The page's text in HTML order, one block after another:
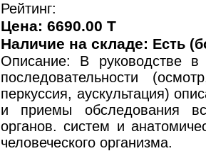
Рейтинг:
Цена: 6690.00 T
Наличие на складе: Есть
Описание: В руководстве в
последовательности
перкуссия, аускультация)
и приемы обследования
органов. систем и
человеческого организма.